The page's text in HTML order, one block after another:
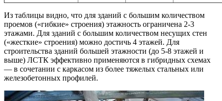
Из таблицы видно, что для зданий с большим количеством
проемов («гибкие» строения) этажность ограничена 2-3
этажами. Для зданий с большим количеством несущих стен
(«жесткие» строения) можно достичь 4 этажей. Для
строительства зданий большей этажности (до 5-8 этажей и
выше) ЛСТК эффективно применяются в гибридных схемах
— в сочетании с каркасом из более тяжелых стальных или
железобетонных профилей.